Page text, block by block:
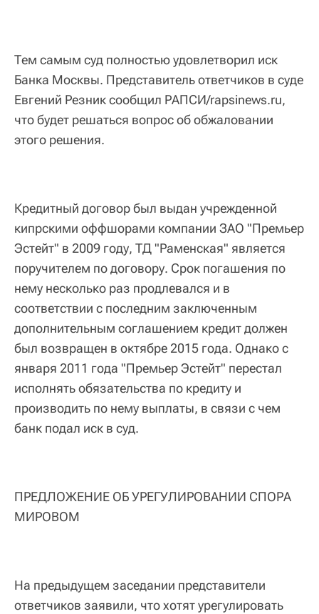
Тем самым суд полностью удовлетворил иск
Банка Москвы. Представитель ответчиков в суде
Евгений Резник сообщил РАПСИ/rapsinews.ru,
что будет решаться вопрос об обжаловании
этого решения.
Кредитный договор был выдан учрежденной
кипрскими оффшорами компании ЗАО "Премьер
Эстейт" в 2009 году, ТД "Раменская" является
поручителем по договору. Срок погашения по
нему несколько раз продлевался и в
соответствии с последним заключенным
дополнительным соглашением кредит должен
был возвращен в октябре 2015 года. Однако с
января 2011 года "Премьер Эстейт" перестал
исполнять обязательства по кредиту и
производить по нему выплаты, в связи с чем
банк подал иск в суд.
ПРЕДЛОЖЕНИЕ ОБ УРЕГУЛИРОВАНИИ СПОРА
МИРОВОМ
На предыдущем заседании представители
ответчиков заявили, что хотят урегулировать